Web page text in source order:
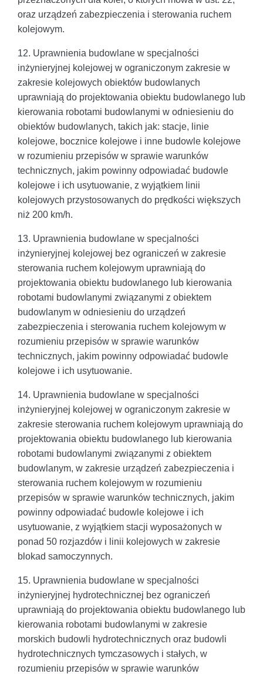
oraz urządzeń zabezpieczenia i sterowania ruchem
kolejowym.
12. Uprawnienia budowlane w specjalności
inżynieryjnej kolejowej w ograniczonym zakresie w
zakresie kolejowych obiektów budowlanych
uprawniają do projektowania obiektu budowlanego lub
kierowania robotami budowlanymi w odniesieniu do
obiektów budowlanych, takich jak: stacje, linie
kolejowe, bocznice kolejowe i inne budowle kolejowe
w rozumieniu przepisów w sprawie warunków
technicznych, jakim powinny odpowiadać budowle
kolejowe i ich usytuowanie, z wyjątkiem linii
kolejowych przystosowanych do prędkości większych
niż 200 km/h.
13. Uprawnienia budowlane w specjalności
inżynieryjnej kolejowej bez ograniczeń w zakresie
sterowania ruchem kolejowym uprawniają do
projektowania obiektu budowlanego lub kierowania
robotami budowlanymi związanymi z obiektem
budowlanym w odniesieniu do urządzeń
zabezpieczenia i sterowania ruchem kolejowym w
rozumieniu przepisów w sprawie warunków
technicznych, jakim powinny odpowiadać budowle
kolejowe i ich usytuowanie.
14. Uprawnienia budowlane w specjalności
inżynieryjnej kolejowej w ograniczonym zakresie w
zakresie sterowania ruchem kolejowym uprawniają do
projektowania obiektu budowlanego lub kierowania
robotami budowlanymi związanymi z obiektem
budowlanym, w zakresie urządzeń zabezpieczenia i
sterowania ruchem kolejowym w rozumieniu
przepisów w sprawie warunków technicznych, jakim
powinny odpowiadać budowle kolejowe i ich
usytuowanie, z wyjątkiem stacji wyposażonych w
ponad 50 rozjazdów i linii kolejowych w zakresie
blokad samoczynnych.
15. Uprawnienia budowlane w specjalności
inżynieryjnej hydrotechnicznej bez ograniczeń
uprawniają do projektowania obiektu budowlanego lub
kierowania robotami budowlanymi w zakresie
morskich budowli hydrotechnicznych oraz budowli
hydrotechnicznych tymczasowych i stałych, w
rozumieniu przepisów w sprawie warunków